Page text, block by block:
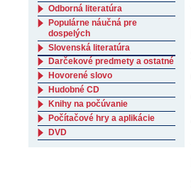
Odborná literatúra
Populárne náučná pre
dospelých
Slovenská literatúra
Darčekové predmety a ostatné
Hovorené slovo
Hudobné CD
Knihy na počúvanie
Počítačové hry a aplikácie
DVD